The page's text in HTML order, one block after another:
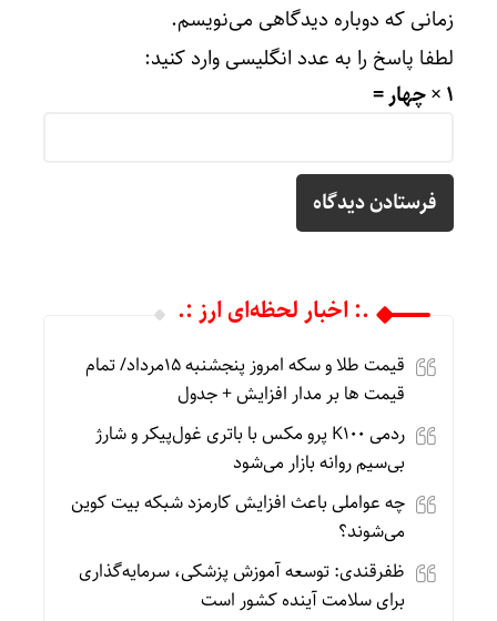
زمانی که دوباره دیدگاهی می‌نویسم.
لطفا پاسخ را به عدد انگلیسی وارد کنید:
1 × چهار =
.: اخبار لحظه‌ای ارز :.
قیمت طلا و سکه امروز پنجشنبه 15مرداد/ تمام
قیمت ها بر مدار افزایش + جدول
ردمی K100 پرو مکس با باتری غول‌پیکر و شارژ
بی‌سیم روانه بازار می‌شود
چه عواملی باعث افزایش کارمزد شبکه بیت کوین
می‌شوند؟
ظفرقندی: توسعه آموزش پزشکی، سرمایه‌گذاری
برای سلامت آینده کشور است